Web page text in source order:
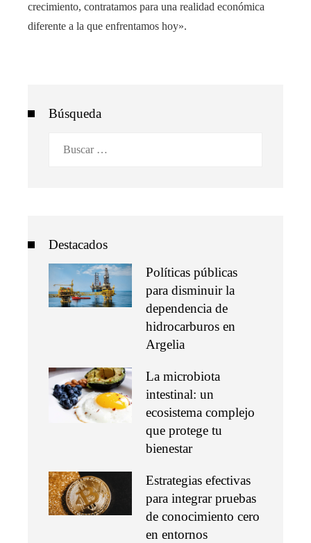
crecimiento, contratamos para una realidad económica
diferente a la que enfrentamos hoy».
Búsqueda
Destacados
Políticas públicas
para disminuir la
dependencia de
hidrocarburos en
Argelia
La microbiota
intestinal: un
ecosistema complejo
que protege tu
bienestar
Estrategias efectivas
para integrar pruebas
de conocimiento cero
en entornos